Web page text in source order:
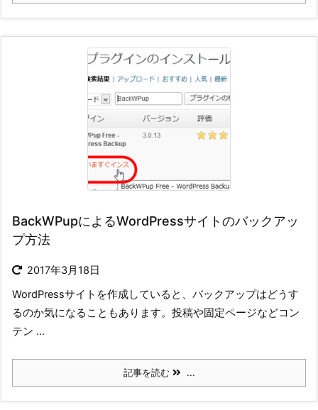
BackWPupによるWordPressサイトのバックアッ
プ方法
2017年3月18日
WordPressサイトを作成していると、バックアップはどうす
るのか気になることもあります。投稿や固定ページなどコン
テン ...
記事を読む ...